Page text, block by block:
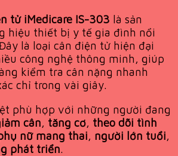
tử iMedicare IS-303 là sản
hiệu thiết bị y tế gia đình nổi
là loại cân điện tử hiện đại
công nghệ thông minh, giúp
kiểm tra cân nặng nhanh
chỉ trong vài giây.
phù hợp với những người đang
cân, tăng cơ, theo dõi tình
nữ mang thai, người lớn tuổi,
phát triển.